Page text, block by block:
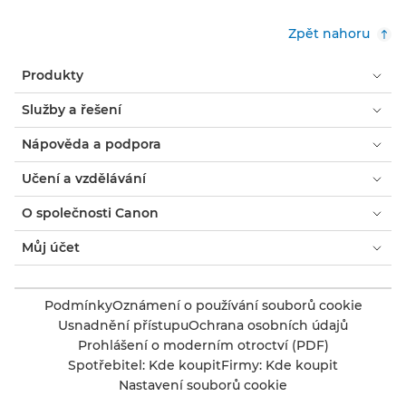
Zpět nahoru
Produkty
Služby a řešení
Nápověda a podpora
Učení a vzdělávání
O společnosti Canon
Můj účet
PodmínkyOznámení o používání souborů cookie
Usnadnění přístupuOchrana osobních údajů
Prohlášení o moderním otroctví (PDF)
Spotřebitel: Kde koupitFirmy: Kde koupit
Nastavení souborů cookie